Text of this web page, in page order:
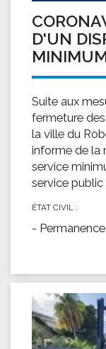
D'UN
Suite aux
fermeture
la ville du
informe de la
service
service public
ÉTAT CIVIL :
-